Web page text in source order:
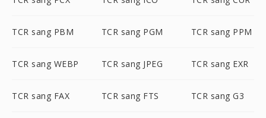
TCR sang PBM TCR sang PGM TCR sang PPM
TCR sang WEBP TCR sang JPEG TCR sang EXR
TCR sang FAX TCR sang FTS TCR sang G3